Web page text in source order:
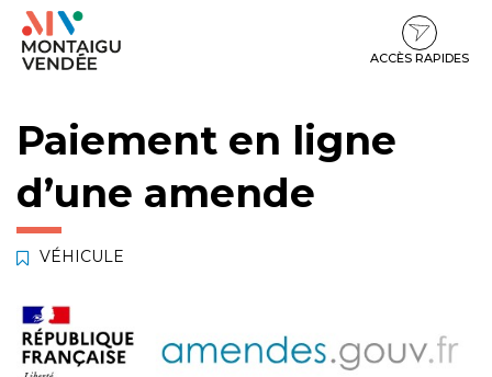
Gestion des traceurs
Aller
Aller
contenu
Aller
pied
ACCÈS RAPIDES
Paiement en ligne
d’une amende
VÉHICULE